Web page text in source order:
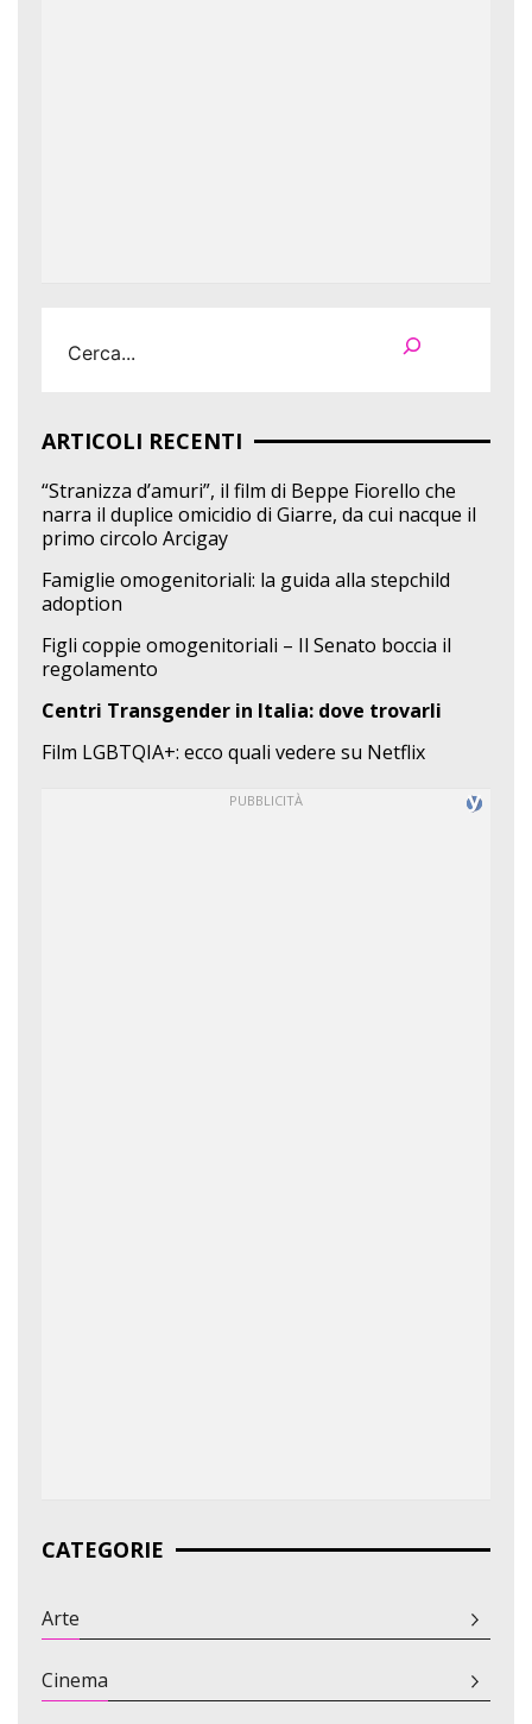
ARTICOLI RECENTI
“Stranizza d’amuri”, il film di Beppe Fiorello che
narra il duplice omicidio di Giarre, da cui nacque il
primo circolo Arcigay
Famiglie omogenitoriali: la guida alla stepchild
adoption
Figli coppie omogenitoriali – Il Senato boccia il
regolamento
Centri Transgender in Italia: dove trovarli
Film LGBTQIA+: ecco quali vedere su Netflix
CATEGORIE
Arte
Cinema